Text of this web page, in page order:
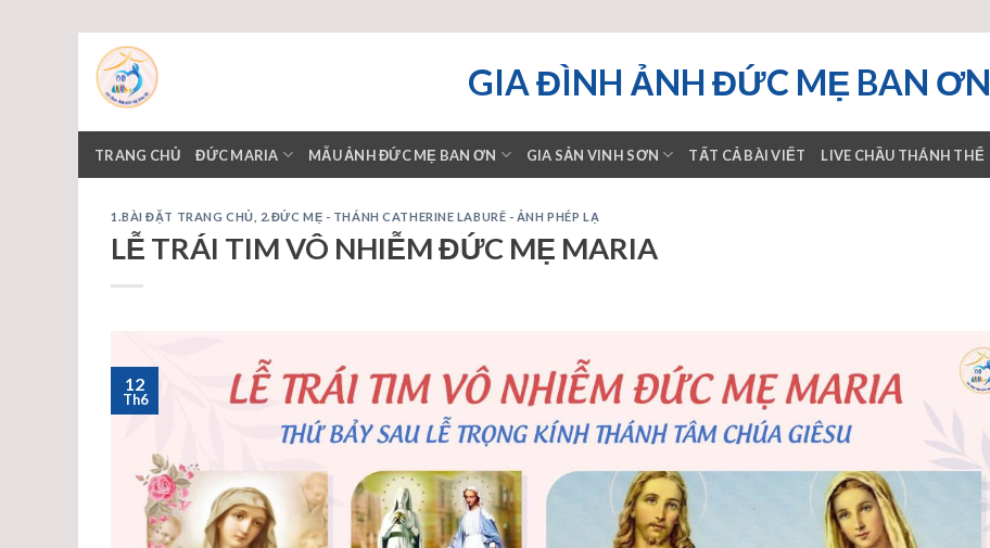
content
GIA ĐÌNH ẢNH ĐỨC MẸ BAN ƠN
TRANG CHỦ ĐỨC MARIA MẪU ẢNH ĐỨC MẸ BAN ƠN GIA SẢN VINH SƠN TẤT CẢ BÀI VIẾT LIVE CHẦU THÁNH THỂ
1.BÀI ĐẶT TRANG CHỦ 2.ĐỨC MẸ - THÁNH CATHERINE LABURÊ - ẢNH PHÉP LẠ
LỄ TRÁI TIM VÔ NHIỄM ĐỨC MẸ MARIA
12
Th6